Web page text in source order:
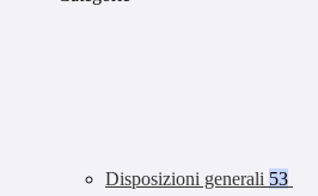
Disposizioni generali 53